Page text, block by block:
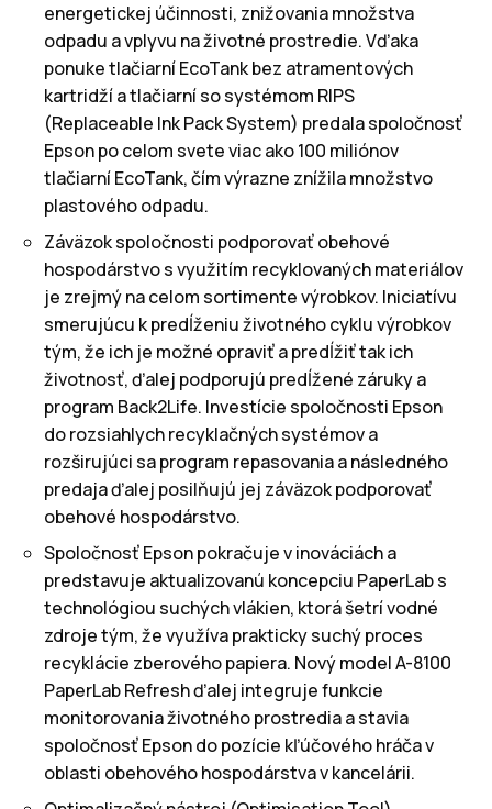
energetickej účinnosti, znižovania množstva
odpadu a vplyvu na životné prostredie. Vďaka
ponuke tlačiarní EcoTank bez atramentových
kartridží a tlačiarní so systémom RIPS
(Replaceable Ink Pack System) predala spoločnosť
Epson po celom svete viac ako 100 miliónov
tlačiarní EcoTank, čím výrazne znížila množstvo
plastového odpadu.
Záväzok spoločnosti podporovať obehové
hospodárstvo s využitím recyklovaných materiálov
je zrejmý na celom sortimente výrobkov. Iniciatívu
smerujúcu k predĺženiu životného cyklu výrobkov
tým, že ich je možné opraviť a predĺžiť tak ich
životnosť, ďalej podporujú predĺžené záruky a
program Back2Life. Investície spoločnosti Epson
do rozsiahlych recyklačných systémov a
rozširujúci sa program repasovania a následného
predaja ďalej posilňujú jej záväzok podporovať
obehové hospodárstvo.
Spoločnosť Epson pokračuje v inováciách a
predstavuje aktualizovanú koncepciu PaperLab s
technológiou suchých vlákien, ktorá šetrí vodné
zdroje tým, že využíva prakticky suchý proces
recyklácie zberového papiera. Nový model A-8100
PaperLab Refresh ďalej integruje funkcie
monitorovania životného prostredia a stavia
spoločnosť Epson do pozície kľúčového hráča v
oblasti obehového hospodárstva v kancelárii.